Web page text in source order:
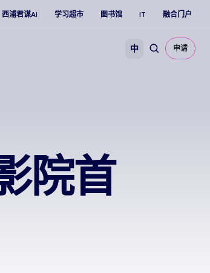
西浦君谋AI 学习超市 图书馆 IT 融合门户
中 申请
院首